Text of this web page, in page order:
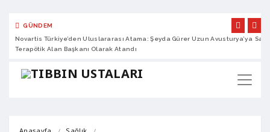
GÜNDEM
Novartis Türkiye’den Uluslararası Atama: Şeyda Gürer Uzun Avusturya’ya
Terapötik Alan Başkanı Olarak Atandı